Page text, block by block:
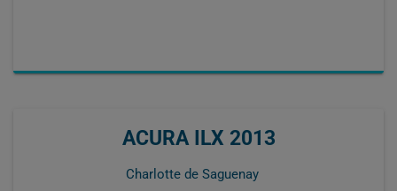
ACURA ILX 2013
Charlotte de Saguenay